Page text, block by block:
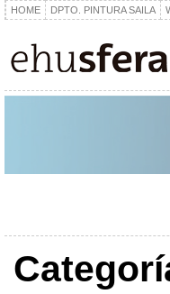
HOME DPTO. PINTURA SAILA